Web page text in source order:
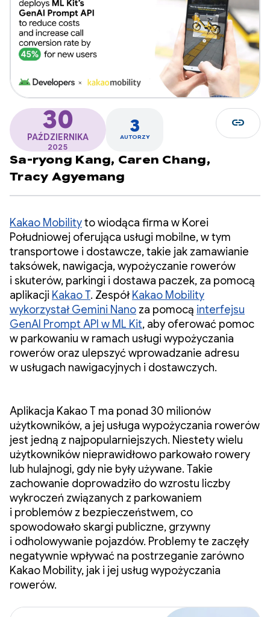
30
PAŹDZIERNIKA
2025
3
AUTORZY
Sa-ryong Kang, Caren Chang,
Tracy Agyemang
link
Kakao Mobilityto wiodąca firma w Korei
Południowej oferująca usługi mobilne, w tym
transportowe i dostawcze, takie jak zamawianie
taksówek, nawigacja, wypożyczanie rowerów
i skuterów, parkingi i dostawa paczek, za pomocą
aplikacji Kakao T. Zespół Kakao Mobility
wykorzystał Gemini Nano za pomocą interfejsu
GenAI Prompt API w ML Kit, aby oferować pomoc
w parkowaniu w ramach usługi wypożyczania
rowerów oraz ulepszyć wprowadzanie adresu
w usługach nawigacyjnych i dostawczych.
Aplikacja Kakao T ma ponad 30 milionów
użytkowników, a jej usługa wypożyczania rowerów
jest jedną z najpopularniejszych. Niestety wielu
użytkowników nieprawidłowo parkowało rowery
lub hulajnogi, gdy nie były używane. Takie
zachowanie doprowadziło do wzrostu liczby
wykroczeń związanych z parkowaniem
i problemów z bezpieczeństwem, co
spowodowało skargi publiczne, grzywny
i odholowywanie pojazdów. Problemy te zaczęły
negatywnie wpływać na postrzeganie zarówno
Kakao Mobility, jak i jej usług wypożyczania
rowerów.